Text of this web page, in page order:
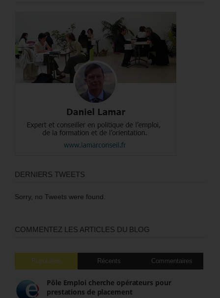
DERNIERS TWEETS
Sorry, no Tweets were found.
COMMENTEZ LES ARTICLES DU BLOG
Populaires Récents Commentaires
Pôle Emploi cherche opérateurs pour
prestations de placement